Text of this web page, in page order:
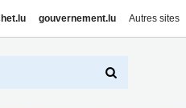
gouvernement.lu Autres sites